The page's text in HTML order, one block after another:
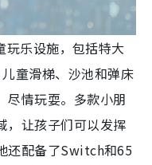
乐设施，包括特大
童滑梯、沙池和弹床
尽情玩耍。多款小朋
，让孩子们可以发挥
还配备了Switch和65